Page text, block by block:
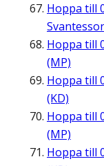
Hoppa till
Hoppa till
(MP)
Hoppa till
(KD)
Hoppa till
(MP)
Hoppa till